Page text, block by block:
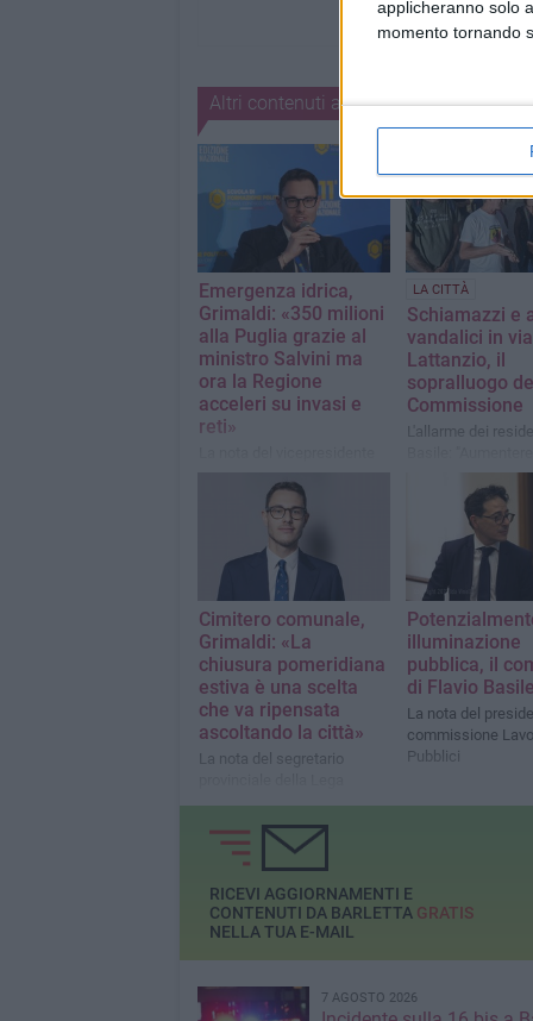
applicheranno solo
momento tornando
Altri contenuti a tema
Emergenza idrica,
Grimaldi: «350 milioni
alla Puglia grazie al
ministro Salvini ma
ora la Regione
acceleri su invasi e
reti»
comunale di Barletta e
segretario provinciale della
LA CITTÀ
Schiamazzi e
vandalici in via
Lattanzio, il
sopralluogo
Commissione
L'allarme dei
Cimitero comunale,
Grimaldi: «La
chiusura pomeridiana
estiva è una scelta
che va ripensata
ascoltando la città»
La nota del segretario
illuminazione
pubblica, il
di Flavio Basile
La nota del
commissione
Pubblici
RICEVI AGGIORNAMENTI E
CONTENUTI DA BARLETTA GRATIS
NELLA TUA E-MAIL
7 AGOSTO 2026